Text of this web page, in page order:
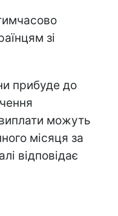
зі
прибуде до
можуть
місяця за
відповідає